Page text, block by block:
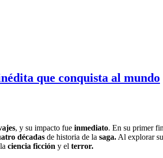
que conquista al mundo
, y su impacto fue inmediato. En su primer
décadas de historia de la saga. Al explorar
ciencia ficción y el terror.